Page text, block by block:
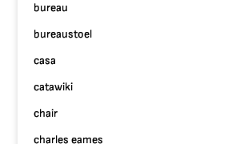
bureau
bureaustoel
casa
catawiki
chair
charles eames